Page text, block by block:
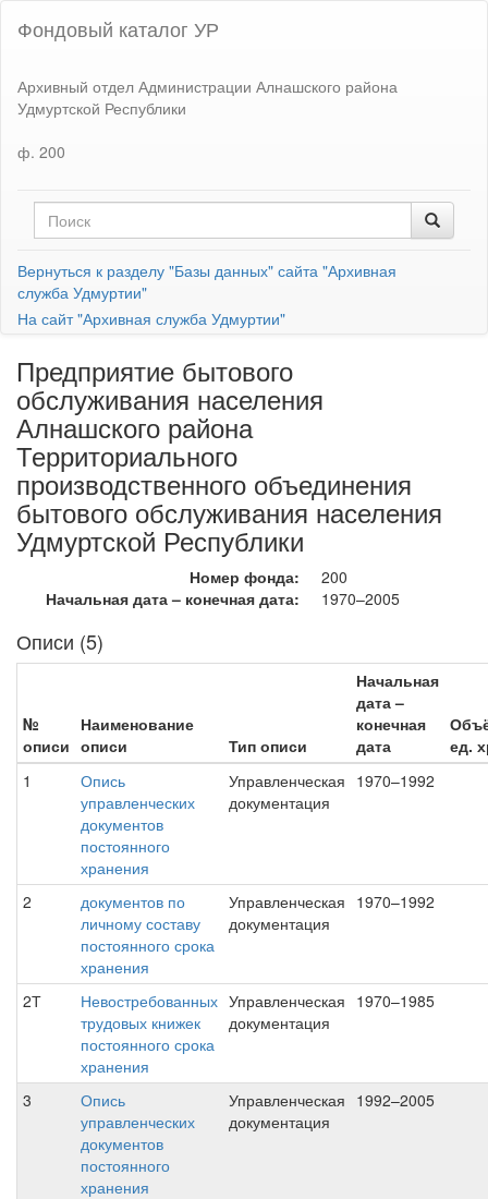
Фондовый каталог УР
Архивный отдел Администрации Алнашского района
Удмуртской Республики
ф. 200
Вернуться к разделу "Базы данных" сайта "Архивная
служба Удмуртии"
На сайт "Архивная служба Удмуртии"
Предприятие бытового
обслуживания населения
Алнашского района
Территориального
производственного объединения
бытового обслуживания населения
Удмуртской Республики
Номер фонда:
200
Начальная дата – конечная дата:
1970–2005
Описи (5)
№
описи
Наименование
описи
Тип описи
Начальная
дата –
конечная
дата
ед.
1
Опись
управленческих
документов
постоянного
хранения
Управленческая
документация
1970–1992
2
документов по
личному составу
постоянного срока
хранения
Управленческая
документация
1970–1992
2Т
Невостребованных
трудовых книжек
постоянного срока
хранения
Управленческая
документация
1970–1985
3
Опись
управленческих
документов
постоянного
хранения
Управленческая
документация
1992–2005